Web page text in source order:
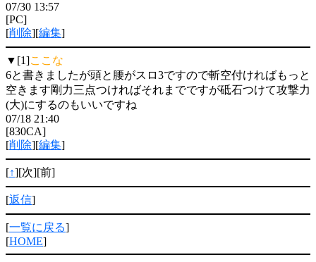
07/30 13:57
[PC]
[削除][編集]
▼[1]ここな
6と書きましたが頭と腰がスロ3ですので斬空付ければもっと
空きます剛力三点つければそれまでですが砥石つけて攻撃力
(大)にするのもいいですね
07/18 21:40
[830CA]
[削除][編集]
[↑][次][前]
[返信]
[一覧に戻る]
[HOME]